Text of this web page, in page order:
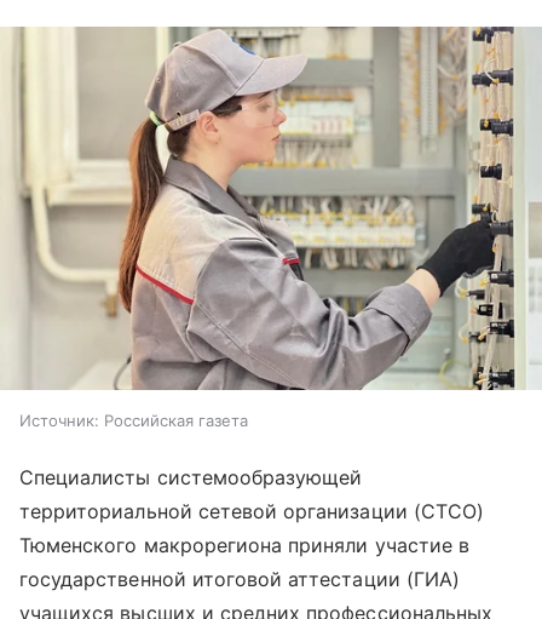
Источник: Российская газета
Специалисты системообразующей
территориальной сетевой организации (СТСО)
Тюменского макрорегиона приняли участие в
государственной итоговой аттестации (ГИА)
учащихся высших и средних профессиональных